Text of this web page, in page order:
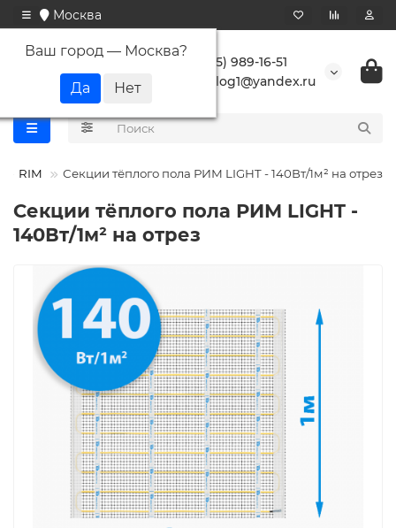
Москва
Ваш город — Москва?
+7 (495) 989-16-51
buranlog1@yandex.ru
RIM Секции тёплого пола РИМ LIGHT - 140Вт/1м² на отрез
Секции тёплого пола РИМ LIGHT -
140Вт/1м² на отрез